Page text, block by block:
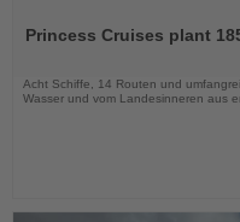
diePrincess Cruises plant
Acht Schiffe, 14 Routen und
Wasser und vom Landesinneren aus